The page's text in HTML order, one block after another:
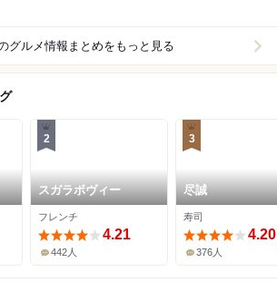
グルメ情報まとめをもっと見る
2
スガラボヴィー
フレンチ
4.21
442人
3
尽誠
寿司
4.20
376人